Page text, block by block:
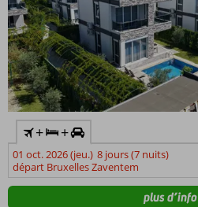
incluse
Près
de la
ville
de
Kos
et de
la
plage
Appartements
soignés
Personnel
+ +
01 oct. 2026 (jeu.) 8 jours (7 nuits)
départ Bruxelles Zaventem
plus d’info